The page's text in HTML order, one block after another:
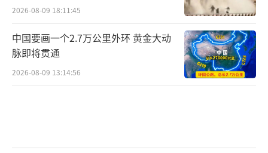
2026-08-09 18:11:45
中国要画一个2.7万公里外环 黄金大动
脉即将贯通
2026-08-09 13:14:56